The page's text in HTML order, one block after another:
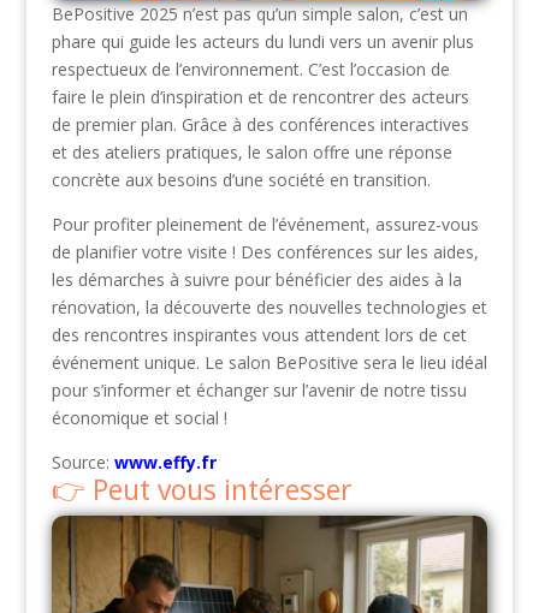
BePositive 2025 n’est pas qu’un simple salon, c’est un
phare qui guide les acteurs du lundi vers un avenir plus
respectueux de l’environnement. C’est l’occasion de
faire le plein d’inspiration et de rencontrer des acteurs
de premier plan. Grâce à des conférences interactives
et des ateliers pratiques, le salon offre une réponse
concrète aux besoins d’une société en transition.
Pour profiter pleinement de l’événement, assurez-vous
de planifier votre visite ! Des conférences sur les aides,
les démarches à suivre pour bénéficier des aides à la
rénovation, la découverte des nouvelles technologies et
des rencontres inspirantes vous attendent lors de cet
événement unique. Le salon BePositive sera le lieu idéal
pour s’informer et échanger sur l’avenir de notre tissu
économique et social !
Source: www.effy.fr
Peut vous intéresser